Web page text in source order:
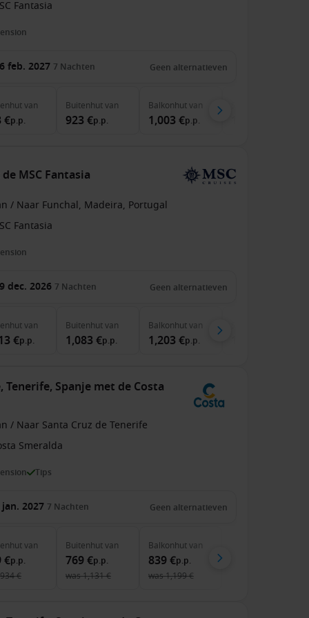
Fantasia
feb. 2027 7 Nachten Geen alternatieven
van
€p.p.
Buitenhutvan
923 €p.p.
Balkonhutvan
1,003 €p.p.
MSC Fantasia
/ Naar Funchal, Madeira, Portugal
Fantasia
dec. 2026 7 Nachten Geen alternatieven
van
€p.p.
Buitenhutvan
1,083 €p.p.
Balkonhutvan
1,203 €p.p.
Tenerife, Spanje met de Costa
/ Naar Santa Cruz de Tenerife
Smeralda
Tips
2027 7 Nachten Geen alternatieven
van
€p.p.
934 €
Buitenhutvan
769 €p.p.
was1,131 €
Balkonhutvan
839 €p.p.
was1,199 €